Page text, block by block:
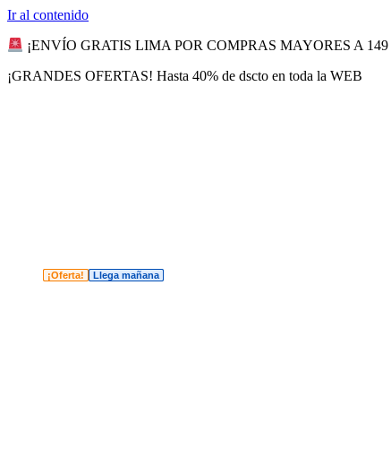
Ir al contenido
¡ENVÍO GRATIS LIMA POR COMPRAS MAYORES A
¡GRANDES OFERTAS! Hasta 40% de dscto en toda la WEB
¡Oferta! Llega mañana
¡Oferta! Llega mañana
¡Oferta! Llega mañana
¡Oferta! Llega mañana